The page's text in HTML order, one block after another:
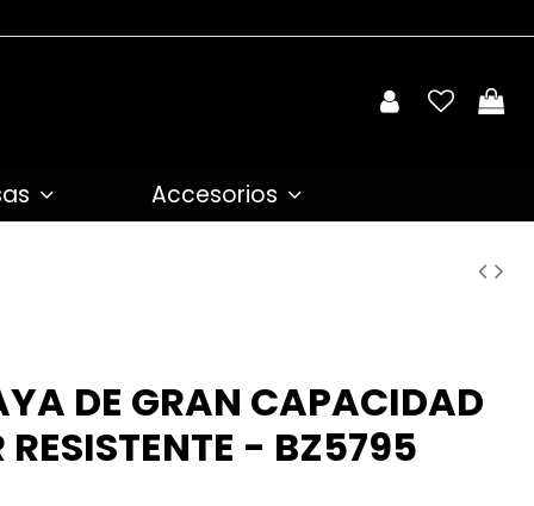
Accesorios
DE GRAN CAPACIDAD
RESISTENTE - BZ5795